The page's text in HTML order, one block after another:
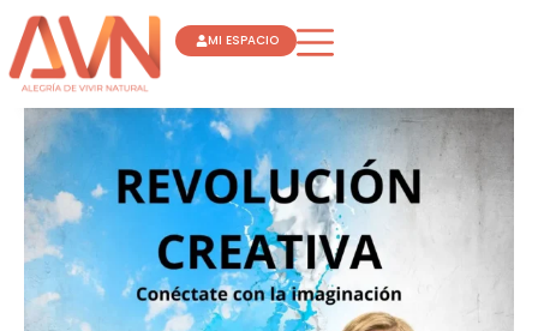
contenido
MI ESPACIO
REVOLUCIÓN
CREATIVA
“
CONÉCTATE
CON
IMAGINACIÓN